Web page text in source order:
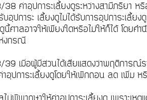
ค่าอุปการะเลี้ยงดูระหว่างสามีภริยา ห
อุปการะ เลี้ยงดูไม่ได้รับการอุปการะเลี้ย
นี้ศาลอาจให้เพียงใดหรือไม่ให้ก็ได้ โดยค
งกรณี
39 เมื่อผู้มีส่วนได้เสียแสดงว่าพฤติการณ์
าอุปการะเลี้ยงดูโดยให้เพิกถอน ลด เพิ่ม